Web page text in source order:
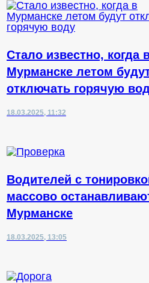
Стало известно, когда
Мурманске летом
отключать горячую
18.03.2025, 11:32
Водителей с
массово
Мурманске
18.03.2025, 13:05